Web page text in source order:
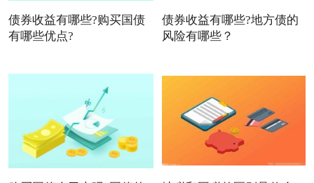
债券收益有哪些?购买国债
有哪些优点?
债券收益有哪些?地方债的
风险有哪些？